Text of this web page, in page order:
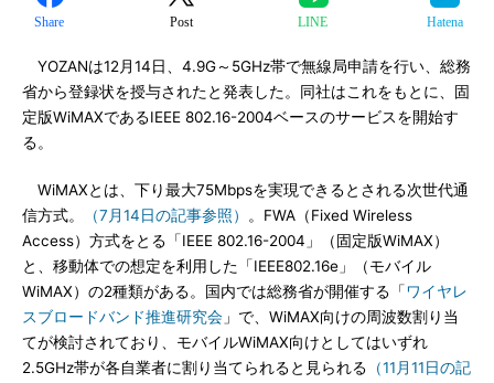
Share Post LINE Hatena
YOZANは12月14日、4.9G～5GHz帯で無線局申請を行い、総務
省から登録状を授与されたと発表した。同社はこれをもとに、固
定版WiMAXであるIEEE 802.16-2004ベースのサービスを開始す
る。
WiMAXとは、下り最大75Mbpsを実現できるとされる次世代通
信方式。
（7月14日の記事参照）
。FWA（Fixed Wireless
Access）方式をとる「IEEE 802.16-2004」（固定版WiMAX）
と、移動体での想定を利用した「IEEE802.16e」（モバイル
WiMAX）の2種類がある。国内では総務省が開催する「ワイヤレ
スブロードバンド推進研究会 」で、WiMAX向けの周波数割り当
てが検討されており、モバイルWiMAX向けとしてはいずれ
2.5GHz帯が各自業者に割り当てられると見られる （11月11日の記